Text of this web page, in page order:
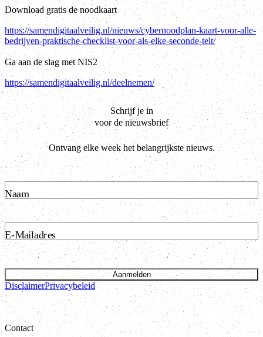
Download gratis de noodkaart
https://samendigitaalveilig.nl/nieuws/cybernoodplan-kaart-voor-alle-
bedrijven-praktische-checklist-voor-als-elke-seconde-telt/
Ga aan de slag met NIS2
https://samendigitaalveilig.nl/deelnemen/
Schrijf je in
voor de nieuwsbrief
Ontvang elke week het belangrijkste nieuws.
Naam
E-Mailadres
Aanmelden
DisclaimerPrivacybeleid
Contact